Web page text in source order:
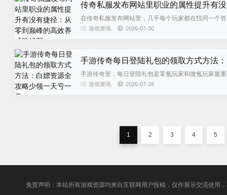
传奇私服发布网站里职业的属性提升有
在传奇私服发布网站里，几乎每个玩家都在找同一个
的发育节奏？很多玩家进服之后...
游戏资讯 2026-07-30
手游传奇每日登陆礼包的领取方式方法
手游传奇里，每日登陆礼包是零氪玩家和微氪玩家最
不算多，但日积月累下来，差距...
游戏资讯 2026-07-28
1 2 3 4 5
免责声明：本站所有游戏资源均来自互联网用户投稿，仅作展示交流使用